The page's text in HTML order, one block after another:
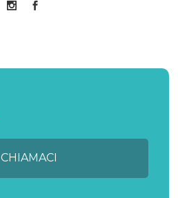
CHIAMACI